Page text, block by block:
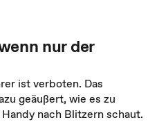
nur der
ist verboten. Das
geäußert, wie es zu
nach Blitzern schaut.